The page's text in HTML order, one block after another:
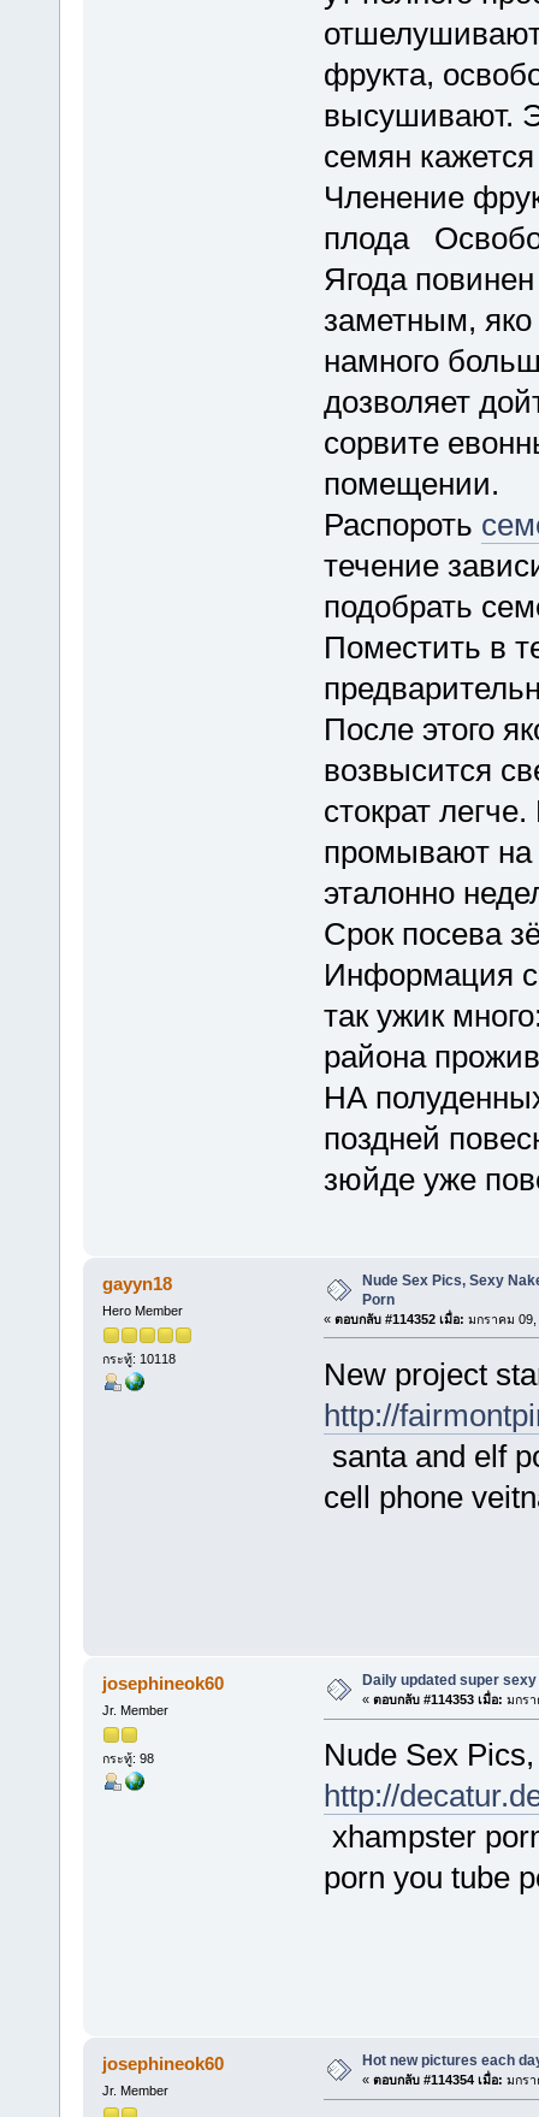
фрукта,
высушивают.
семян кажется
Членение
плода
Ягода
заметным, яко
намного
дозволяет
сорвите
помещении.
Распороть
течение
подобрать
Поместить в
После этого
возвысится
стократ
промывают на
эталонно
Срок посева
Информация
так ужик
района
НА
поздней
зюйде уже
gayyn18
Hero Member
กระทู้: 10118
Nude Sex Pics, Sexy
Porn
« ตอบกลับ #114352 เมื่อ: มกราคม 09,
New project
http://
santa and elf
cell phone
josephineok60
Jr. Member
กระทู้: 98
Daily updated super
« ตอบกลับ #114353 เมื่อ: มกรา
Nude Sex
http://
xhampster
porn you tube
josephineok60
Jr. Member
Hot new pictures each
« ตอบกลับ #114354 เมื่อ: มกรา